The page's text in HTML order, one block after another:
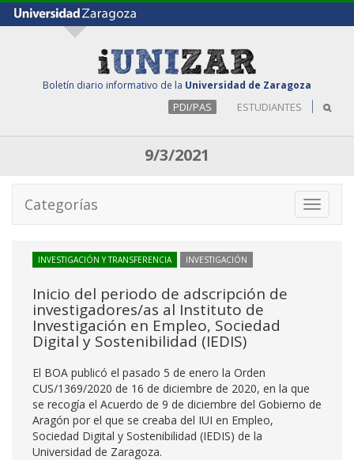
Boletín diario informativo de la Universidad de Zaragoza
PDI/PAS ESTUDIANTES
9/3/2021
Toggle
Categorías
INVESTIGACIÓN Y TRANSFERENCIA INVESTIGACIÓN
Inicio del periodo de adscripción de
investigadores/as al Instituto de
Investigación en Empleo, Sociedad
Digital y Sostenibilidad (IEDIS)
El BOA publicó el pasado 5 de enero la Orden
CUS/1369/2020 de 16 de diciembre de 2020, en la que
se recogía el Acuerdo de 9 de diciembre del Gobierno de
Aragón por el que se creaba del IUI en Empleo,
Sociedad Digital y Sostenibilidad (IEDIS) de la
Universidad de Zaragoza.